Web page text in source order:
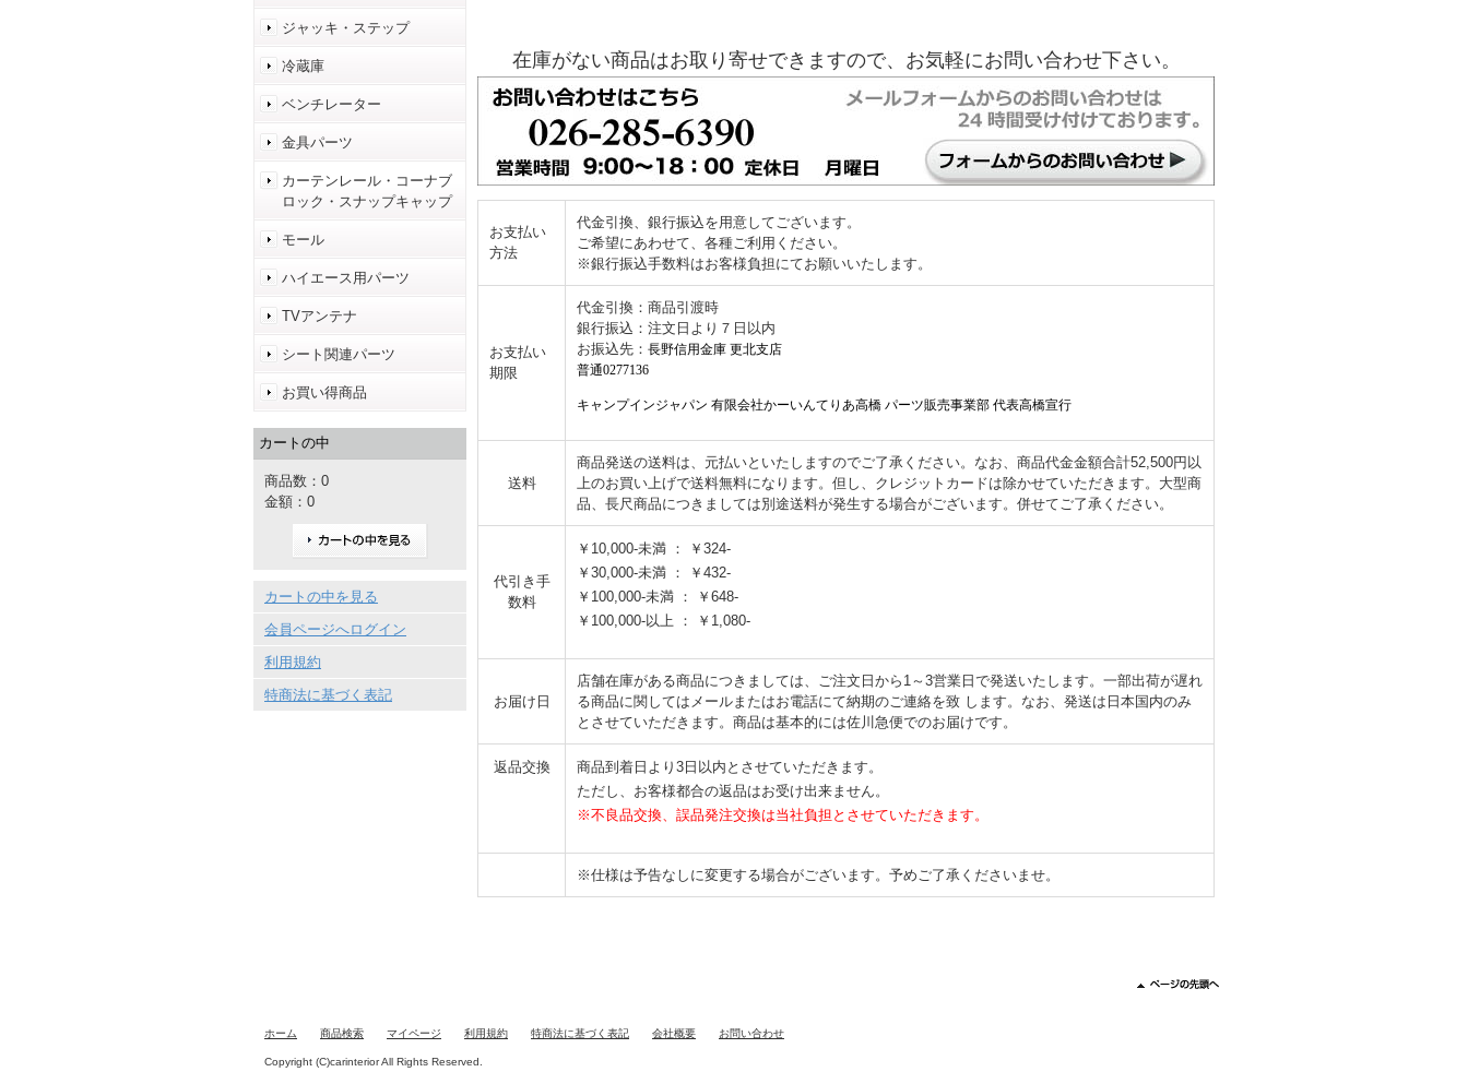
在庫がない商品はお取り寄せできますので、お気軽にお問い合わせ下さい。
お支払い
方法
代金引換、銀行振込を用意してございます。
ご希望にあわせて、各種ご利用ください。
※銀行振込手数料はお客様負担にてお願いいたします。
お支払い
期限
代金引換：商品引渡時
銀行振込：注文日より７日以内
お振込先： 長野信用金庫 更北支店
普通0277136
キャンプインジャパン 有限会社かーいんてりあ高橋 パーツ販売事業部 代表高橋宣行
送料
商品発送の送料は、元払いといたしますのでご了承ください。なお、商品代金金額合計52,500円以
上のお買い上げで送料無料になります。但し、クレジットカードは除かせていただきます。大型商
品、長尺商品につきましては別途送料が発生する場合がございます。併せてご了承ください。
代引き手
数料
￥10,000-未満 ： ￥324-
￥30,000-未満 ： ￥432-
￥100,000-未満 ： ￥648-
￥100,000-以上 ： ￥1,080-
お届け日
店舗在庫がある商品につきましては、ご注文日から1～3営業日で発送いたします。一部出荷が遅れ
る商品に関してはメールまたはお電話にて納期のご連絡を致 します。なお、発送は日本国内のみ
とさせていただきます。商品は基本的には佐川急便でのお届けです。
返品交換
商品到着日より3日以内とさせていただきます。
ただし、お客様都合の返品はお受け出来ません。
※不良品交換、誤品発注交換は当社負担とさせていただきます。
※仕様は予告なしに変更する場合がございます。予めご了承くださいませ。
ジャッキ・ステップ
冷蔵庫
ベンチレーター
金具パーツ
カーテンレール・コーナブ
ロック・スナップキャップ
モール
ハイエース用パーツ
TVアンテナ
シート関連パーツ
お買い得商品
カートの中
商品数：0
金額：0
カートの中を見る
会員ページへログイン
利用規約
特商法に基づく表記
ホーム 商品検索 マイページ 利用規約 特商法に基づく表記 会社概要 お問い合わせ
Copyright (C)carinterior All Rights Reserved.